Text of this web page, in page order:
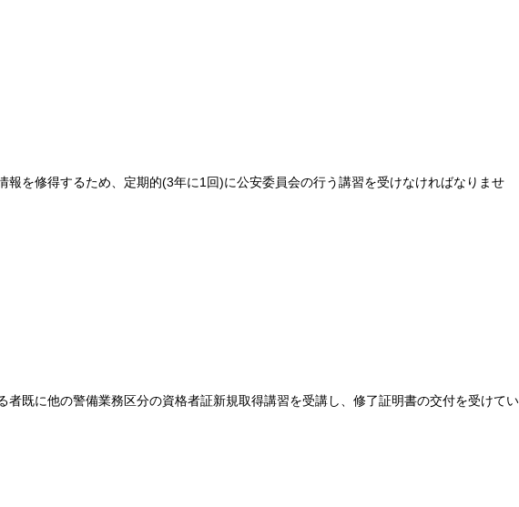
を修得するため、定期的(3年に1回)に公安委員会の行う講習を受けなければなりませ
既に他の警備業務区分の資格者証新規取得講習を受講し、修了証明書の交付を受けてい